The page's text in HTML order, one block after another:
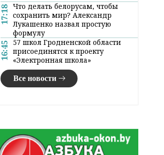
17:18 Что делать белорусам, чтобы
сохранить мир? Александр
Лукашенко назвал простую
формулу
16:45
57 школ Гродненской области
присоединятся к проекту
«Электронная школа»
Все новости